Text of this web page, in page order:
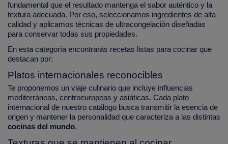
fundamental que el resultado mantenga el sabor auténtico y la
textura adecuada. Por eso, seleccionamos ingredientes de alta
calidad y aplicamos técnicas de ultracongelación diseñadas
para conservar todas sus propiedades.
En esta categoría encontrarás recetas listas para cocinar que
destacan por:
Platos internacionales reconocibles
Te proponemos un viaje culinario que incluye influencias
mediterráneas, centroeuropeas y asiáticas. Cada plato
internacional de nuestro catálogo busca transmitir la esencia de
origen y mantener la personalidad que caracteriza a las distintas
cocinas del mundo.